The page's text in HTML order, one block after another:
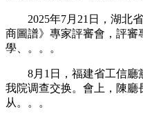
2025年7月21日，湖北省
商圖譜》專家評審會，評審
學、。。。
8月1日，福建省工信廳
我院调查交换。會上，陳廳
从。。。